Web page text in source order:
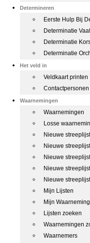
Determineren
Eerste Hulp Bij
Determinatie
Determinatie
Determinatie
Het veld in
Veldkaart printen
Waarnemingen
Waarnemingen
Losse
Nieuwe
Nieuwe
Nieuwe
Nieuwe
Nieuwe
Mijn Lijsten
Mijn
Lijsten zoeken
Waarnemingen
Waarnemers